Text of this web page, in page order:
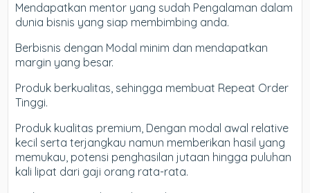
Mendapatkan mentor yang sudah Pengalaman dalam
dunia bisnis yang siap membimbing anda.
Berbisnis dengan Modal minim dan mendapatkan
margin yang besar.
Produk berkualitas, sehingga membuat Repeat Order
Tinggi.
Produk kualitas premium, Dengan modal awal relative
kecil serta terjangkau namun memberikan hasil yang
memukau, potensi penghasilan jutaan hingga puluhan
kali lipat dari gaji orang rata-rata.